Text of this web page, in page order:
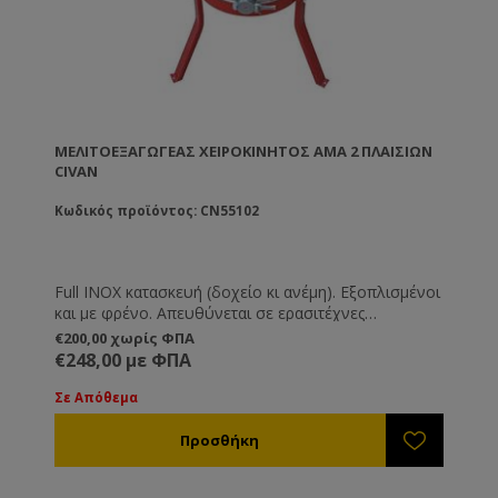
ΜΕΛΙΤΟΕΞΑΓΩΓΈΑΣ ΧΕΙΡΟΚΊΝΗΤΟΣ AMA 2 ΠΛΑΙΣΊΩΝ
CIVAN
Κωδικός προϊόντος: CN55102
Full INOX κατασκευή (δοχείο κι ανέμη). Εξοπλισμένοι
και με φρένο. Απευθύνεται σε ερασιτέχνες
μελισσοκόμους ή σε μικρά μελισσοκομεία (μέχρι 20
κυψέλες). Ποιοτική κατασκευή με άνετο χειροκίνητο
μηχανισμό.
€200,00 χωρίς ΦΠΑ
€248,00 με ΦΠΑ
Σε Απόθεμα